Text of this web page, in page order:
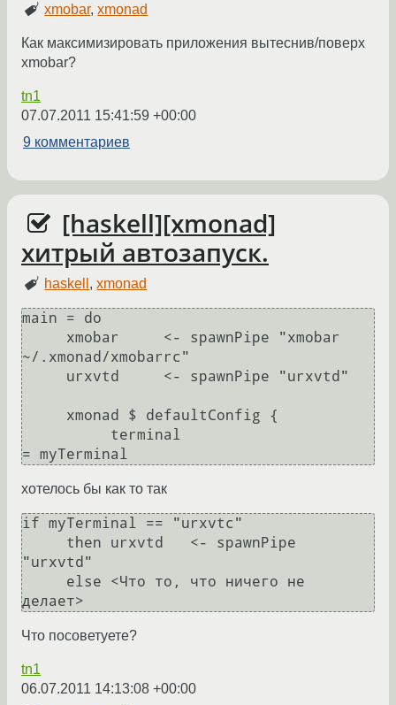
xmobar,xmonad
Как максимизировать приложения вытеснив/поверх
xmobar?
tn1
07.07.2011 15:41:59 +00:00
9 комментариев
[haskell][xmonad]
хитрый автозапуск.
haskell ,xmonad
main = do
~/.xmonad/xmobarrc"
= myTerminal
хотелось бы как то так
if myTerminal == "urxvtc"
"urxvtd"
делает>
Что посоветуете?
tn1
06.07.2011 14:13:08 +00:00